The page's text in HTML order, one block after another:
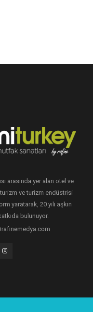
arasında yer alan otel ve
ve turizm endüstrisi
yaratarak, 20 yılı aşkın
bulunuyor.